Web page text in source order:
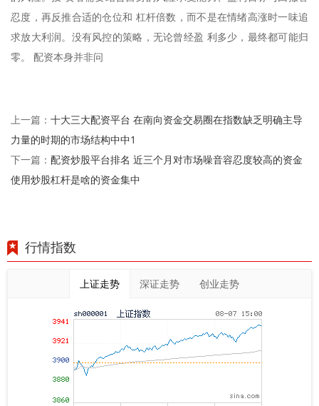
忍度，再反推合适的仓位和 杠杆倍数，而不是在情绪高涨时一味追
求放大利润。没有风控的策略，无论曾经盈 利多少，最终都可能归
零。 配资本身并非问
上一篇： 十大三大配资平台 在南向资金交易圈在指数缺乏明确主导
力量的时期的市场结构中中1
下一篇： 配资炒股平台排名 近三个月对市场噪音容忍度较高的资金
使用炒股杠杆是啥的资金集中
行情指数
上证走势 深证走势 创业走势